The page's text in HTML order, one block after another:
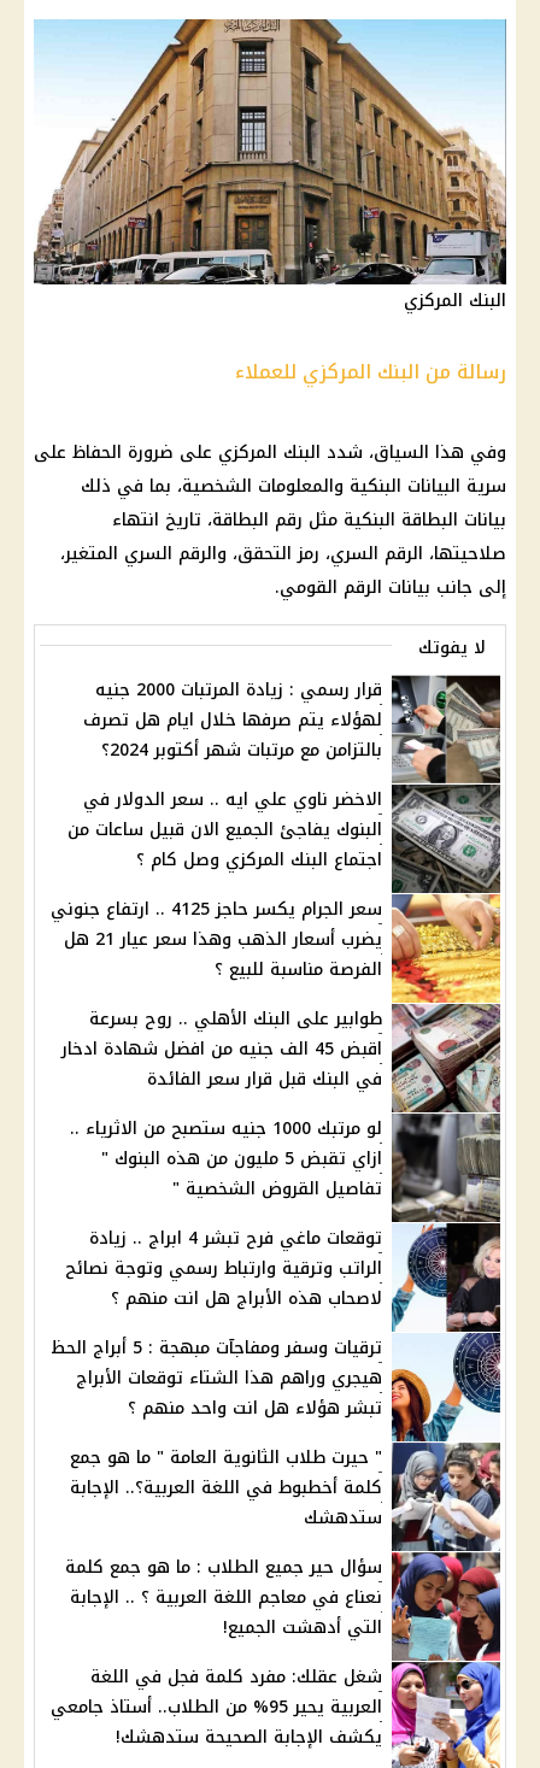
البنك المركزي
رسالة من البنك المركزي للعملاء
وفي هذا السياق، شدد البنك المركزي على ضرورة الحفاظ على
سرية البيانات البنكية والمعلومات الشخصية، بما في ذلك
بيانات البطاقة البنكية مثل رقم البطاقة، تاريخ انتهاء
صلاحيتها، الرقم السري، رمز التحقق، والرقم السري المتغير،
إلى جانب بيانات الرقم القومي.
لا يفوتك
قرار رسمي : زيادة المرتبات 2000 جنيه
لهؤلاء يتم صرفها خلال ايام هل تصرف
بالتزامن مع مرتبات شهر أكتوبر 2024؟
الاخضر ناوي علي ايه .. سعر الدولار في
البنوك يفاجئ الجميع الان قبيل ساعات من
اجتماع البنك المركزي وصل كام ؟
سعر الجرام يكسر حاجز 4125 .. ارتفاع جنوني
يضرب أسعار الذهب وهذا سعر عيار 21 هل
الفرصة مناسبة للبيع ؟
طوابير على البنك الأهلي .. روح بسرعة
اقبض 45 الف جنيه من افضل شهادة ادخار
في البنك قبل قرار سعر الفائدة
لو مرتبك 1000 جنيه ستصبح من الاثرياء ..
ازاي تقبض 5 مليون من هذه البنوك "
تفاصيل القروض الشخصية "
توقعات ماغي فرح تبشر 4 ابراج .. زيادة
الراتب وترقية وارتباط رسمي وتوجة نصائح
لاصحاب هذه الأبراج هل انت منهم ؟
ترقيات وسفر ومفاجآت مبهجة : 5 أبراج الحظ
هيجري وراهم هذا الشتاء توقعات الأبراج
تبشر هؤلاء هل انت واحد منهم ؟
" حيرت طلاب الثانوية العامة " ما هو جمع
كلمة أخطبوط في اللغة العربية؟.. الإجابة
ستدهشك
سؤال حير جميع الطلاب : ما هو جمع كلمة
نعناع في معاجم اللغة العربية ؟ .. الإجابة
التي أدهشت الجميع!
شغل عقلك: مفرد كلمة فجل في اللغة
العربية يحير 95% من الطلاب.. أستاذ جامعي
يكشف الإجابة الصحيحة ستدهشك!